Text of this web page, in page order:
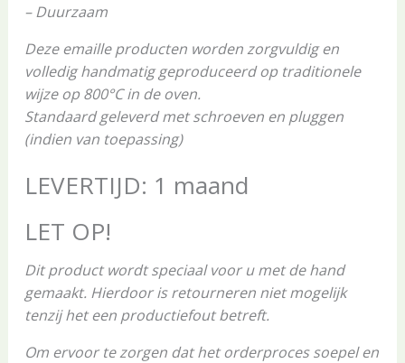
– Duurzaam
Deze emaille producten worden zorgvuldig en
volledig handmatig geproduceerd op traditionele
wijze op 800°C in de oven.
Standaard geleverd met schroeven en pluggen
(indien van toepassing)
LEVERTIJD: 1 maand
LET OP!
Dit product wordt speciaal voor u met de hand
gemaakt. Hierdoor is retourneren niet mogelijk
tenzij het een productiefout betreft.
Om ervoor te zorgen dat het orderproces soepel en